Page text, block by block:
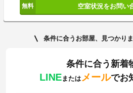
空室状況をお問い
条件に合うお部屋、見つかり
条件に合う新着
LINEまたは メールでお